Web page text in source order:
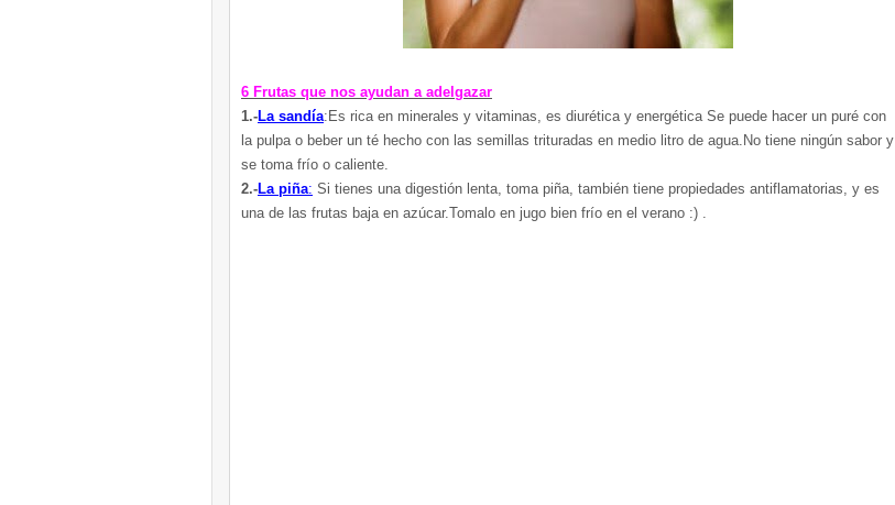
6 Frutas que nos ayudan a adelgazar
1.-La sandía:Es rica en minerales y vitaminas, es diurética y energética Se puede hacer un puré con
la pulpa o beber un té hecho con las semillas trituradas en medio litro de agua.No tiene ningún sabor y
se toma frío o caliente.
2.-La piña: Si tienes una digestión lenta, toma piña, también tiene propiedades antiflamatorias, y es
una de las frutas baja en azúcar.Tomalo en jugo bien frío en el verano :) .